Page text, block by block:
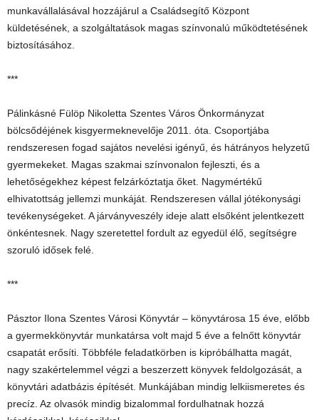
munkavállalásával hozzájárul a Családsegítő Központ
küldetésének, a szolgáltatások magas színvonalú működtetésének
biztosításához.
***
Pálinkásné Fülöp Nikoletta Szentes Város Önkormányzat
bölcsődéjének kisgyermeknevelője 2011. óta. Csoportjába
rendszeresen fogad sajátos nevelési igényű, és hátrányos helyzetű
gyermekeket. Magas szakmai színvonalon fejleszti, és a
lehetőségekhez képest felzárkóztatja őket. Nagymértékű
elhivatottság jellemzi munkáját. Rendszeresen vállal jótékonysági
tevékenységeket. A járványveszély ideje alatt elsőként jelentkezett
önkéntesnek. Nagy szeretettel fordult az egyedül élő, segítségre
szoruló idősek felé.
***
Pásztor Ilona Szentes Városi Könyvtár – könyvtárosa 15 éve, előbb
a gyermekkönyvtár munkatársa volt majd 5 éve a felnőtt könyvtár
csapatát erősíti. Többféle feladatkörben is kipróbálhatta magát,
nagy szakértelemmel végzi a beszerzett könyvek feldolgozását, a
könyvtári adatbázis építését. Munkájában mindig lelkiismeretes és
precíz. Az olvasók mindig bizalommal fordulhatnak hozzá